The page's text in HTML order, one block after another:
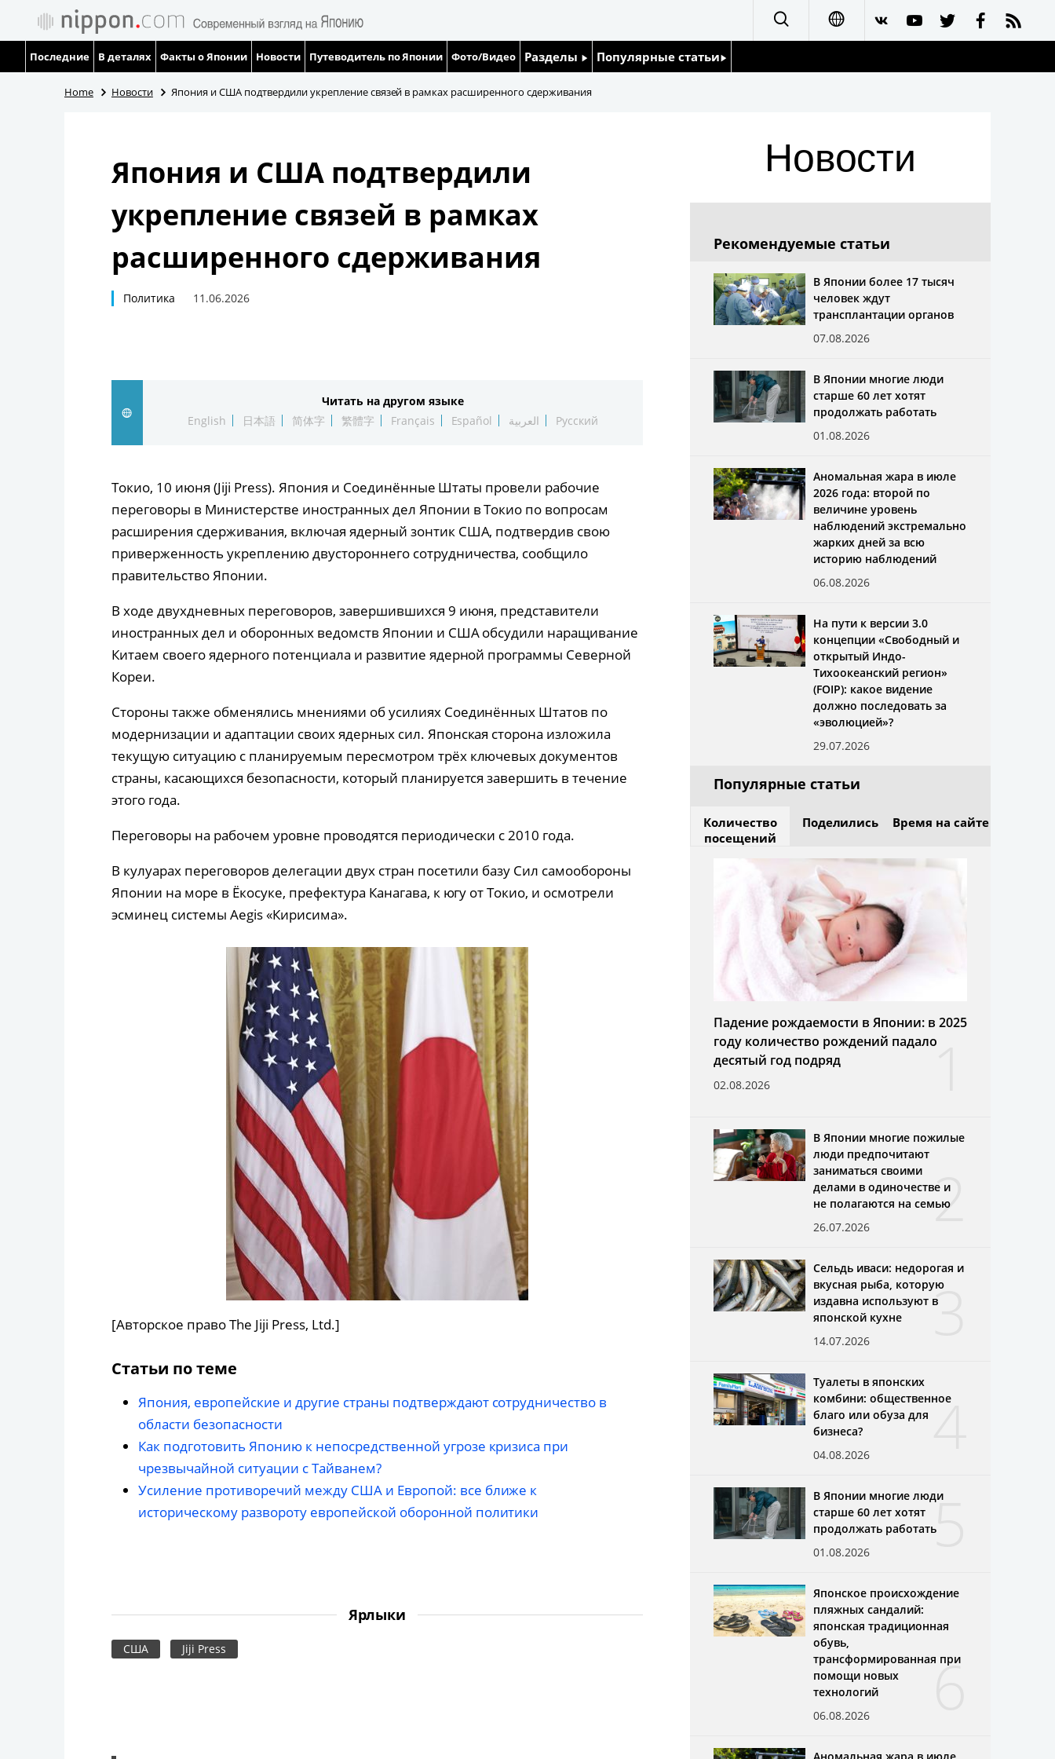
العربية
Последние В деталях Факты о Японии Новости Путеводитель по Японии Фото/Видео Разделы
Люди
Экономика
Общество
Токио
Популярные статьи
Home Новости Япония и США подтвердили укрепление связей в рамках расширенного сдерживания
Япония и США подтвердили
укрепление связей в рамках
расширенного сдерживания
Политика 11.06.2026
Читать на другом языке
English
日本語 简体字 繁體字 Français Español العربية Русский
Токио, 10 июня (Jiji Press). Япония и Соединённые Штаты провели рабочие
переговоры в Министерстве иностранных дел Японии в Токио по вопросам
расширения сдерживания, включая ядерный зонтик США, подтвердив свою
приверженность укреплению двустороннего сотрудничества, сообщило
правительство Японии.
В ходе двухдневных переговоров, завершившихся 9 июня, представители
иностранных дел и оборонных ведомств Японии и США обсудили наращивание
Китаем своего ядерного потенциала и развитие ядерной программы Северной
Кореи.
Стороны также обменялись мнениями об усилиях Соединённых Штатов по
модернизации и адаптации своих ядерных сил. Японская сторона изложила
текущую ситуацию с планируемым пересмотром трёх ключевых документов
страны, касающихся безопасности, который планируется завершить в течение
этого года.
Переговоры на рабочем уровне проводятся периодически с 2010 года.
В кулуарах переговоров делегации двух стран посетили базу Сил самообороны
Японии на море в Ёкосуке, префектура Канагава, к югу от Токио, и осмотрели
эсминец системы Aegis «Кирисима».
[Авторское право The Jiji Press, Ltd.]
Статьи по теме
Япония, европейские и другие страны подтверждают сотрудничество в
области безопасности
Как подготовить Японию к непосредственной угрозе кризиса при
чрезвычайной ситуации с Тайванем?
Усиление противоречий между США и Европой: все ближе к
историческому развороту европейской оборонной политики
Ярлыки
США Jiji Press
Новости
Рекомендуемые статьи
В Японии более 17 тысяч
человек ждут
трансплантации органов
07.08.2026
В Японии многие люди
старше 60 лет хотят
продолжать работать
01.08.2026
Аномальная жара в июле
2026 года: второй по
величине уровень
наблюдений экстремально
жарких дней за всю
историю наблюдений
06.08.2026
На пути к версии 3.0
концепции «Свободный и
открытый Индо-
Тихоокеанский регион»
(FOIP): какое видение
должно последовать за
«эволюцией»?
29.07.2026
Популярные статьи
Количество
посещений
Поделились Время на сайте
1
Падение рождаемости в Японии: в 2025
году количество рождений падало
десятый год подряд
02.08.2026
2
В Японии многие пожилые
люди предпочитают
заниматься своими
делами в одиночестве и
не полагаются на семью
26.07.2026
3
Сельдь иваси: недорогая и
вкусная рыба, которую
издавна используют в
японской кухне
14.07.2026
4
Туалеты в японских
комбини: общественное
благо или обуза для
бизнеса?
04.08.2026
5
В Японии многие люди
старше 60 лет хотят
продолжать работать
01.08.2026
6
Японское происхождение
пляжных сандалий:
японская традиционная
обувь,
трансформированная при
помощи новых
технологий
06.08.2026
Аномальная жара в июле